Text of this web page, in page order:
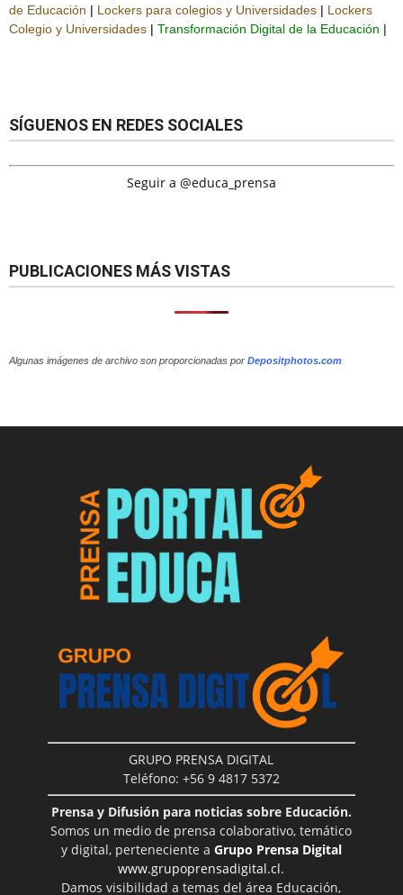
de Educación | Lockers para colegios y Universidades | Lockers
Colegio y Universidades | Transformación Digital de la Educación |
SÍGUENOS EN REDES SOCIALES
Seguir a @educa_prensa
PUBLICACIONES MÁS VISTAS
Algunas imágenes de archivo son proporcionadas por Depositphotos.com
GRUPO PRENSA DIGITAL
Teléfono: +56 9 4817 5372
Prensa y Difusión para noticias sobre Educación.
Somos un medio de prensa colaborativo, temático
y digital, perteneciente a Grupo Prensa Digital
www.grupoprensadigital.cl.
Damos visibilidad a temas del área Educación,